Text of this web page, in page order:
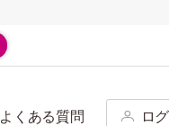
よくある質問 ロ